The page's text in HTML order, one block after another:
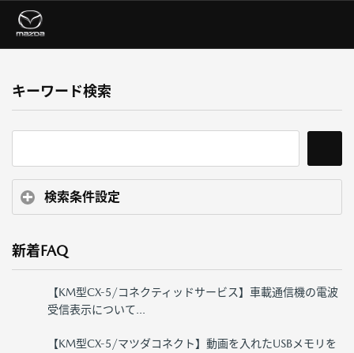
キーワード検索
検索条件設定
新着FAQ
【KM型CX-5/コネクティッドサービス】車載通信機の電波
受信表示について...
【KM型CX-5/マツダコネクト】動画を入れたUSBメモリを